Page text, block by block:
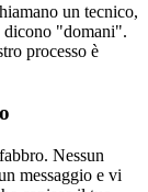
un tecnico,
dicono "domani".
processo è
Nessun
messaggio e vi